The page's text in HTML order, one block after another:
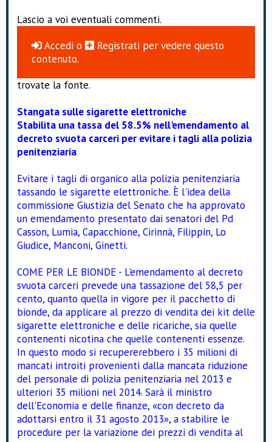
Lascio a voi eventuali commenti.
Accedi o Registrati per vedere questo
contenuto.
trovate la fonte.
Stangata sulle sigarette elettroniche
Stabilita una tassa del 58.5% nell'emendamento al
decreto svuota carceri per evitare i tagli alla polizia
penitenziaria
Evitare i tagli di organico alla polizia penitenziaria
tassando le sigarette elettroniche. È l'idea della
commissione Giustizia del Senato che ha approvato
un emendamento presentato dai senatori del Pd
Casson, Lumia, Capacchione, Cirinnà, Filippin, Lo
Giudice, Manconi, Ginetti.
COME PER LE BIONDE - L'emendamento al decreto
svuota carceri prevede una tassazione del 58,5 per
cento, quanto quella in vigore per il pacchetto di
bionde, da applicare al prezzo di vendita dei kit delle
sigarette elettroniche e delle ricariche, sia quelle
contenenti nicotina che quelle contenenti essenze.
In questo modo si recupererebbero i 35 milioni di
mancati introiti provenienti dalla mancata riduzione
del personale di polizia penitenziaria nel 2013 e
ulteriori 35 milioni nel 2014. Sarà il ministro
dell'Economia e delle finanze, «con decreto da
adottarsi entro il 31 agosto 2013», a stabilire le
procedure per la variazione dei prezzi di vendita al